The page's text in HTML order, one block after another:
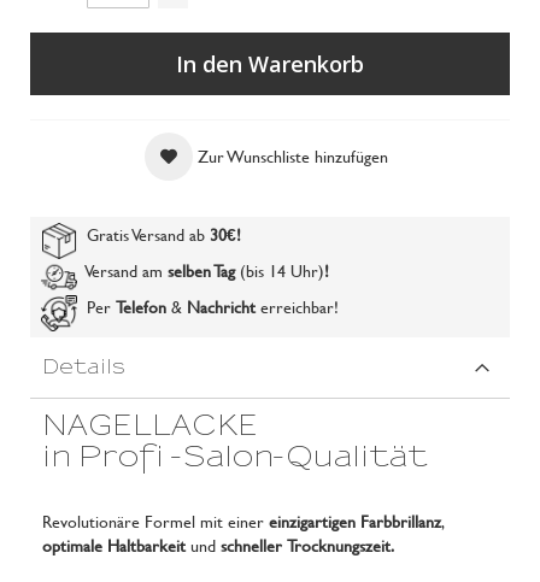
In den Warenkorb
Zur Wunschliste hinzufügen
Gratis Versand ab 30€!
Versand am selben Tag(bis 14 Uhr)!
PerTelefon& Nachrichterreichbar!
Details
NAGELLACKE
in Profi -Salon-Qualität
Revolutionäre Formel mit einereinzigartigen Farbbrillanz,
optimale Haltbarkeitundschneller Trocknungszeit.